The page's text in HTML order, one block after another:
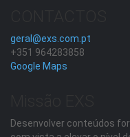
geral@exs.com.pt
+351 964283858
Google Maps
Desenvolver conteúdos